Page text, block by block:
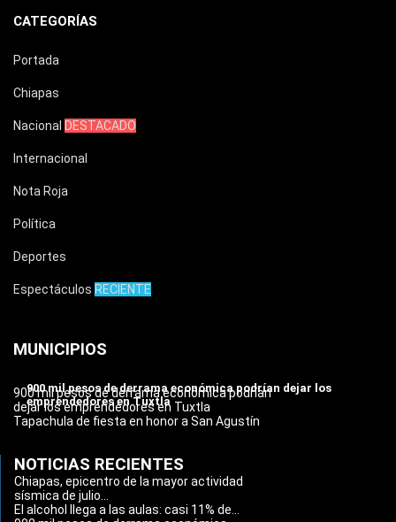
CATEGORÍAS
Portada
Chiapas
Nacional DESTACADO
Internacional
Nota Roja
Política
Deportes
Espectáculos RECIENTE
MUNICIPIOS
900 mil pesos de derrama económica podrían dejar los
emprendedores en Tuxtla
900 mil pesos de derrama económica podrían
dejar los emprendedores en Tuxtla
Tapachula de fiesta en honor a San Agustín
NOTICIAS RECIENTES
Chiapas, epicentro de la mayor actividad
sísmica de julio...
El alcohol llega a las aulas: casi 11% de...